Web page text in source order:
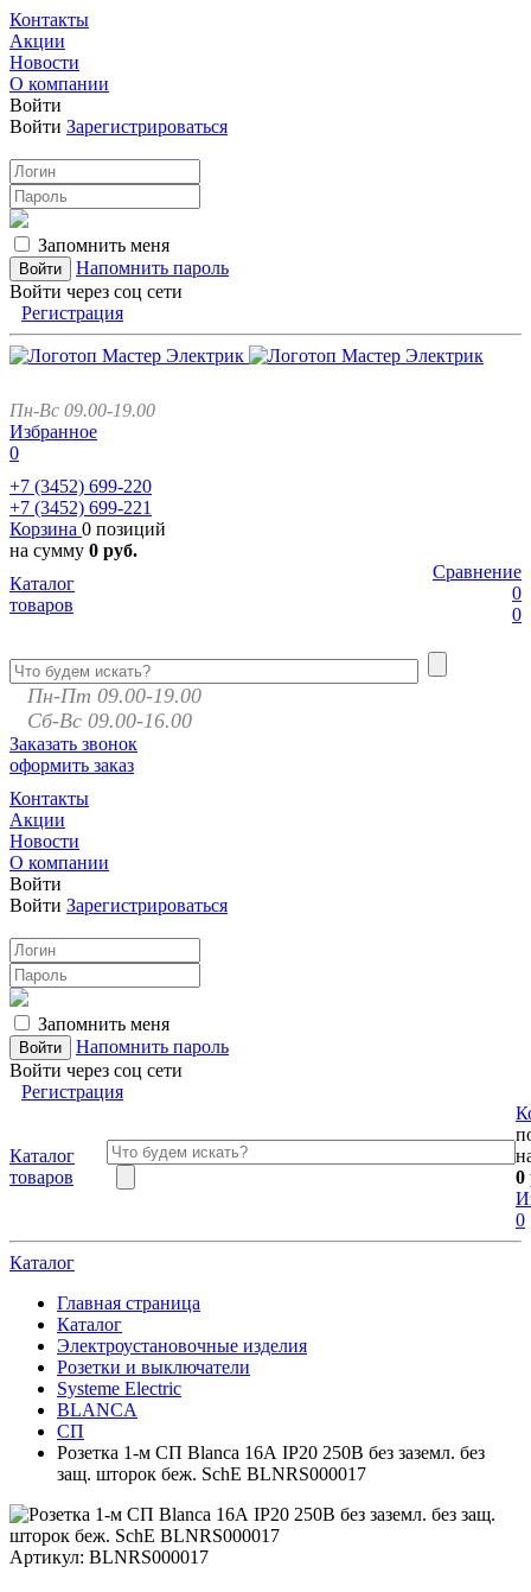
Контакты
Акции
Новости
О компании
Войти
Войти Зарегистрироваться
Запомнить меня
Напомнить пароль
Войти через соц сети
Регистрация
Пн-Вс 09.00-19.00
Избранное
0
+7 (3452) 699-220
+7 (3452) 699-221
Корзина 0 позиций
на сумму 0 руб.
Сравнение
0
0
Каталог
товаров
Пн-Пт 09.00-19.00
Сб-Вс 09.00-16.00
Заказать звонок
оформить заказ
Контакты
Акции
Новости
О компании
Войти
Войти Зарегистрироваться
Запомнить меня
Напомнить пароль
Войти через соц сети
Регистрация
Каталог
товаров
0
0
Каталог
Главная страница
Каталог
Электроустановочные изделия
Розетки и выключатели
Systeme Electric
BLANCA
СП
Розетка 1-м СП Blanca 16А IP20 250В без заземл. без
защ. шторок беж. SchE BLNRS000017
Артикул: BLNRS000017